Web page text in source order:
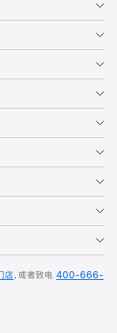
店，或者致电 400-666-